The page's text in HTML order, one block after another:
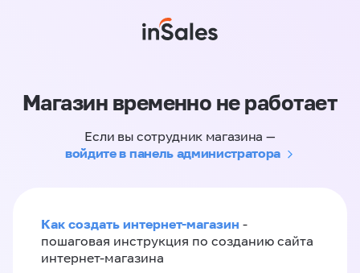
Магазин временно не работает
Если вы сотрудник магазина —
войдите в панель администратора
Как создать интернет-магазин -
пошаговая инструкция по созданию сайта
интернет-магазина